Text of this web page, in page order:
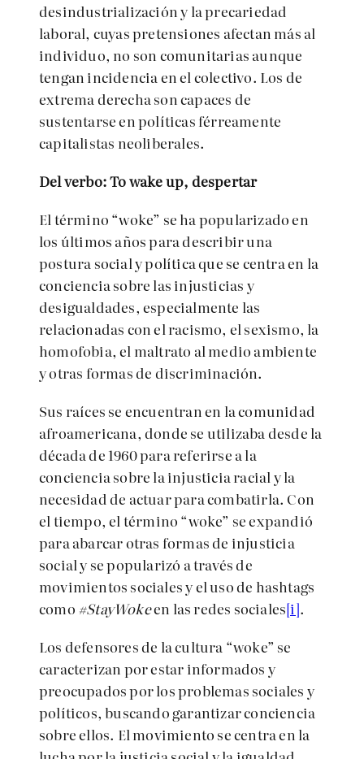
desindustrialización y la precariedad
laboral, cuyas pretensiones afectan más al
individuo, no son comunitarias aunque
tengan incidencia en el colectivo. Los de
extrema derecha son capaces de
sustentarse en políticas férreamente
capitalistas neoliberales.
Del verbo: To wake up, despertar
El término “woke” se ha popularizado en
los últimos años para describir una
postura social y política que se centra en la
conciencia sobre las injusticias y
desigualdades, especialmente las
relacionadas con el racismo, el sexismo, la
homofobia, el maltrato al medio ambiente
y otras formas de discriminación.
Sus raíces se encuentran en la comunidad
afroamericana, donde se utilizaba desde la
década de 1960 para referirse a la
conciencia sobre la injusticia racial y la
necesidad de actuar para combatirla. Con
el tiempo, el término “woke” se expandió
para abarcar otras formas de injusticia
social y se popularizó a través de
movimientos sociales y el uso de hashtags
como #StayWokeen las redes sociales[i].
Los defensores de la cultura “woke” se
caracterizan por estar informados y
preocupados por los problemas sociales y
políticos, buscando garantizar conciencia
sobre ellos. El movimiento se centra en la